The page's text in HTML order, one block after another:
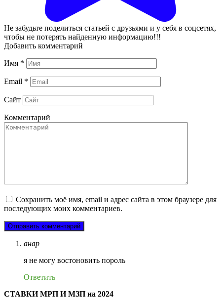
Не забудьте поделиться статьей с друзьями и у себя в соцсетях,
чтобы не потерять найденную информацию!!!
Добавить комментарий
Имя *
Email *
Сайт
Комментарий
Сохранить моё имя, email и адрес сайта в этом браузере для
последующих моих комментариев.
анар
я не могу востоновить пороль
Ответить
СТАВКИ МРП И МЗП на 2024